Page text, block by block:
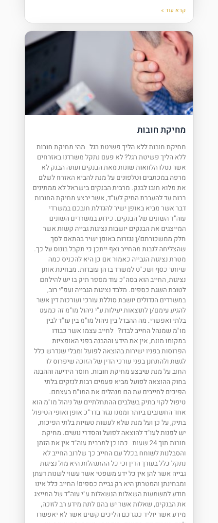
קרא עוד »
מחיקת חובות
מחיקת חובות ללא הליך פשיטת רגל מהי מחיקת חובות
ללא הליך פשיטת רגל? לא פעם נתקל משרדנו באזרחים
אשר נטלו הלוואות שונות מאת הבנקים ועתה הבנק לא
מרפה במכתבים וטלפונים על מנת להביא האזרח לשלם
את מלוא חובו לבנק. מרבית הבנקים בישראל לא ממתינים
רבות עד להעברת התיק לעו"ד, אשר יבצע מחיקת החובות
דבר אשר מביא באופן ישיר להגדלת חובכם במשרדי
עוה"ד השונים של הבנקים. כידוע במשרדים השונים
המייצגים את הבנקים יושבות נציגות גבייה קשות אשר
חלק ממשכורתם/ן נגזרות באופן ישיר בהתאם לסך
שהצליחה לגבות מהחייב ואף ייתכן כי תקבל בונוס על כך.
מטרת נציגות הגבייה כאמור אם כן היא להכניס כמה
שיותר כסף ושכ"ט למשרד בו הן עובדות. מבחינת אותן
נציגות, החייב הוא בסה"כ עוד מספר תיק בו יש להילחם
לטובת השגת כספים. מלבד נציגות הגבייה ועפ"י רוב,
במשרדים הגדולים יושבת סוללת עורכי ועורכות דין אשר
להגיע עימם/ן לתוצאות יעילות ע"י ניהול מו"מ זה כמעט
בלתי ואפשרי. מה ההבדל בין ניהול מו"מ בין עו"ד לבין
מו"מ שמנהל החייב לבדו? לחייב עצמו אשר כבודו
במקומו מונח, אין את הידע וההבנה בפני האופציות
הפרוסות בפניו ישירות בהוצאה לפועל ומבלי שנדרש כלל
לגשת ולהתחנן בפני עורכי הדין של הזוכה שיפרוס לו
החוב על מנת שיבצע מחיקת חובות. חוסר הידיעה וההבנה
בחוק ההוצאה לפועל מביא פעמים רבות לנזקים בלתי
הפיכים לחייבים עת הם מנהלים את המו"מ בעצמם.
טיפול לקוי בתיק בשלבים ההתחלתיים של ניהול מו"מ הוא
אחד החשובים ביותר וממנו נגזר בדר"כ אופן ואופי הטיפול
בתיק, על כן ועל מנת שלא לעשות טעויות בלתי הפיכות,
יש לפנות לעו"ד להוצאה לפועל והסדרי נושים. מחיקת
חובות תוך 24 שעות כמו כן למרבית עוה"ד אין את הזמן
והסבלנות לשוחח בכלל עם החייב כך שלרוב החייב לא
נתקל כלל בעורך הדין וכי כל ההתנהלות היא מול נציגות
גבייה אשר להן אין כל ידע משפטי אשר עשוי לשנות דעתן
ומבחינתן והמטרתן היא רק גביית כספים! החייב כלל אינו
מודע למשמעות השאלות הנשאלות ע"י עוה"ד של המייצג
את הבנקים, שאלות אשר יש בהם לתת מידע רב לזוכה,
מידע אשר יוליד כנגדכם הליכים קשים אשר לא יאפשרו